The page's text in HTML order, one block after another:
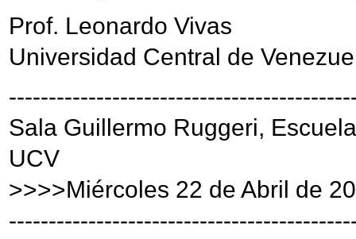
Prof. Leonardo Vivas
Universidad Central de
Sala Guillermo Ruggeri,
UCV
>>>>Miércoles 22 de Abril de